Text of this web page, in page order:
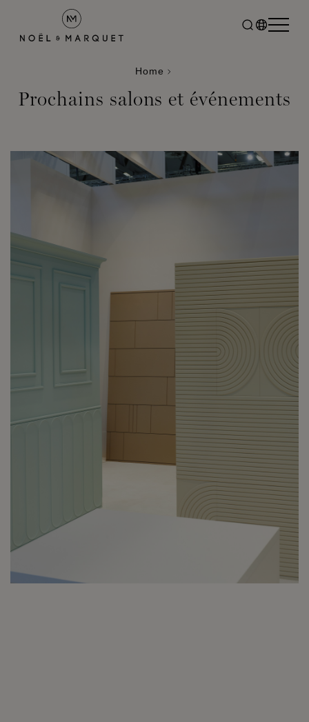
Home
Prochains salons et événements